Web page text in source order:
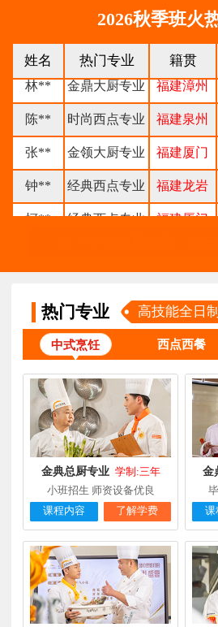
2026秋季班火
姓名 热门专业 籍贯
王** 金典总厨专业 福建厦门
林** 金鼎大厨专业 福建漳州
陈** 时尚西点专业 福建泉州
张** 金领大厨专业 福建厦门
钟** 经典西点专业 福建龙岩
柯** 经典西点专业 福建厦门
谢** 西点店长班 福建厦门
曾** 厨师长研修 福建厦门
王** 金典总厨专业 福建厦门
林** 金鼎大厨专业 福建漳州
陈** 时尚西点专业 福建泉州
张** 金领大厨专业
钟** 经典西点专业 福建龙岩
柯** 经典西点专业 福建厦门
赖**
时尚西餐西点
专业
福建三明
热门专业 高技能全日制
中式烹饪 西点西餐
金典总厨专业 学制:三年
小班招生 师资设备优良
课程内容
了解学费
金
课